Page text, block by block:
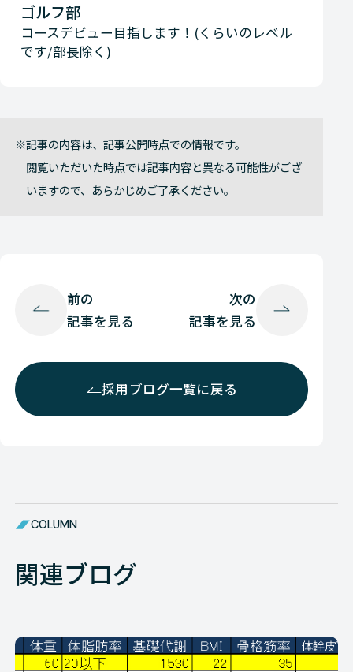
ゴルフ部
コースデビュー目指します！(くらいのレベル
です/部長除く)
記事の内容は、記事公開時点での情報です。
閲覧いただいた時点では記事内容と異なる可能性がござ
いますので、あらかじめご了承ください。
前の
記事を見る
採用ブログ一覧に戻る
次の
記事を見る
COLUMN
関連ブログ